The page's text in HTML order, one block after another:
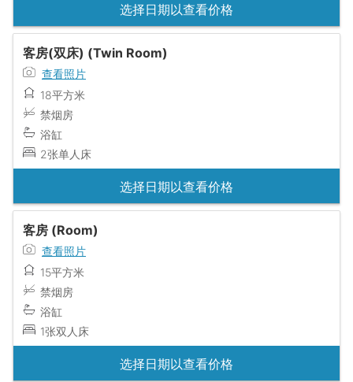
选择日期以查看价格
客房(双床) (Twin Room)
查看照片
18平方米
禁烟房
浴缸
2张单人床
选择日期以查看价格
客房 (Room)
查看照片
15平方米
禁烟房
浴缸
1张双人床
选择日期以查看价格